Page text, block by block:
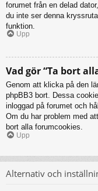
forumet från en delad
du inte ser denna
funktion.
Upp
Vad gör “Ta bort
Genom att klicka på den
phpBB3 bort. Dessa
inloggad på forumet och
Om du har problem med
bort alla forumcookies.
Upp
Alternativ och